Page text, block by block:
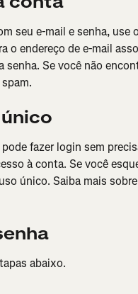
seu e-mail e senha, use
o endereço de e-mail
senha. Se você não
fazer login sem
à conta. Se você
único. Saiba mais
abaixo.